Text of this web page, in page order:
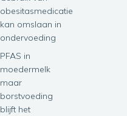
obesitasmedicatie
kan omslaan in
ondervoeding
PFAS in
moedermelk
maar
borstvoeding
blijft het